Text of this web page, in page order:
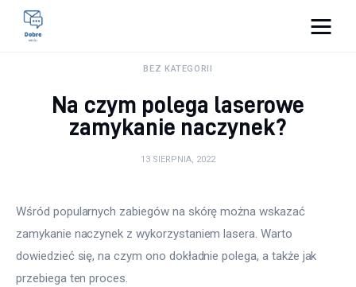
Lifestyle
Więcej
BEZ KATEGORII
Na czym polega laserowe
zamykanie naczynek?
13 SIERPNIA, 2022
Wśród popularnych zabiegów na skórę można wskazać
zamykanie naczynek z wykorzystaniem lasera. Warto
dowiedzieć się, na czym ono dokładnie polega, a także jak
przebiega ten proces.